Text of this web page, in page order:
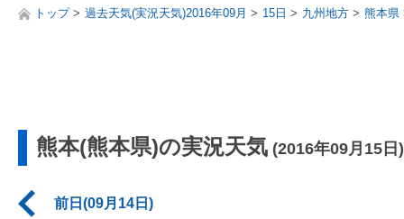
トップ 過去天気(実況天気)2016年09月 15日 九州地方 熊本県
熊本(熊本県)の実況天気 (2016年09月15日)
前日(09月14日)